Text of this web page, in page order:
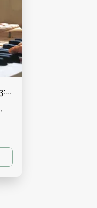
571-512341